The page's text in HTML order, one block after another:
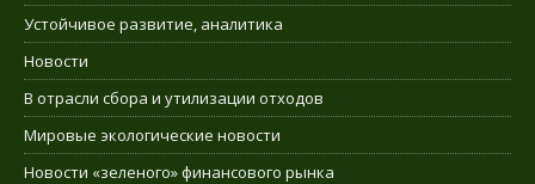
Устойчивое развитие, аналитика
Новости
В отрасли сбора и утилизации отходов
Мировые экологические новости
Новости «зеленого» финансового рынка